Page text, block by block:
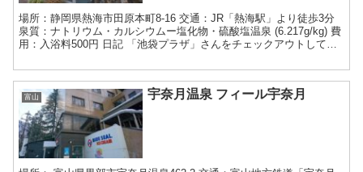
場所：静岡県熱海市田原本町8-16 交通：JR「熱海駅」より徒歩3分
泉質：ナトリウム・カルシウムー塩化物・硫酸塩温泉 (6.217g/kg) 費
用：入浴料500円 日記 「池袋プラザ」さんをチェックアウトして、
富山 宇奈月温泉 フィール宇奈月